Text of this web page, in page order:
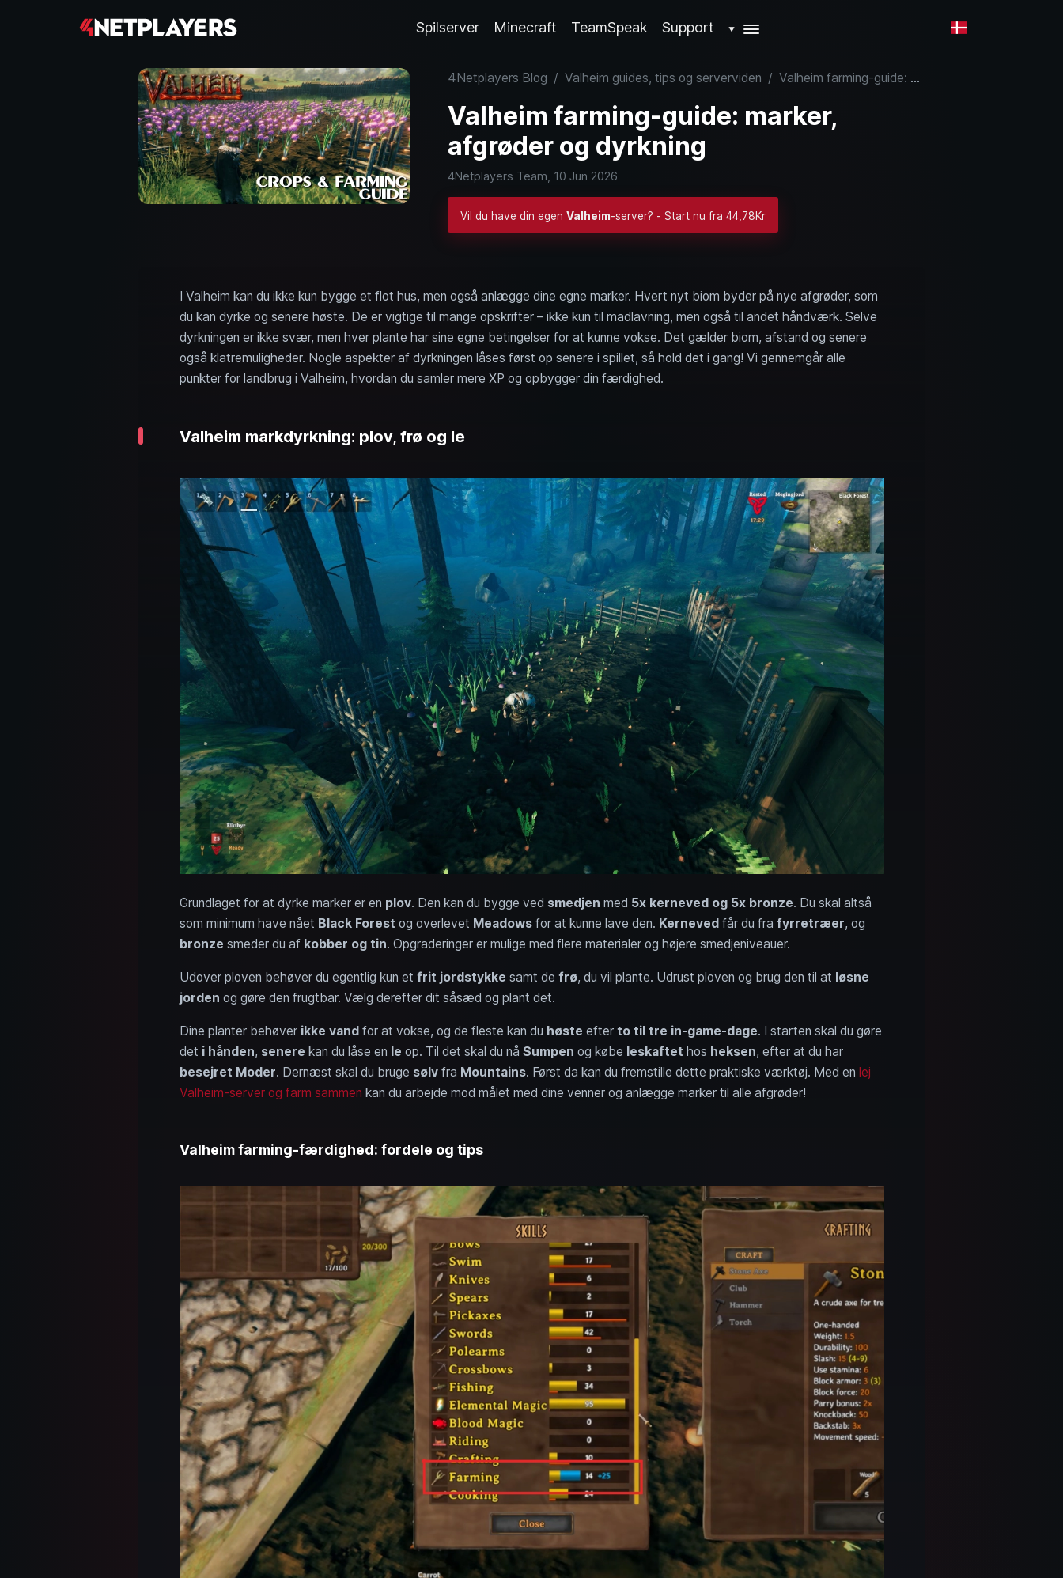
Spilserver Minecraft TeamSpeak Support ▼
4Netplayers Blog / Valheim guides, tips og serverviden / Valheim farming-guide: marker, afgrøder og dyrkning
Valheim farming-guide: marker,
afgrøder og dyrkning
4Netplayers Team, 10 Jun 2026
Vil du have din egen Valheim-server? - Start nu fra 44,78Kr
I Valheim kan du ikke kun bygge et flot hus, men også anlægge dine egne marker. Hvert nyt biom byder på nye afgrøder, som
du kan dyrke og senere høste. De er vigtige til mange opskrifter – ikke kun til madlavning, men også til andet håndværk. Selve
dyrkningen er ikke svær, men hver plante har sine egne betingelser for at kunne vokse. Det gælder biom, afstand og senere
også klatremuligheder. Nogle aspekter af dyrkningen låses først op senere i spillet, så hold det i gang! Vi gennemgår alle
punkter for landbrug i Valheim, hvordan du samler mere XP og opbygger din færdighed.
Valheim markdyrkning: plov, frø og le
Grundlaget for at dyrke marker er en plov. Den kan du bygge ved smedjen med 5x kerneved og 5x bronze. Du skal altså
som minimum have nået Black Forest og overlevet Meadowsfor at kunne lave den. Kernevedfår du fra fyrretræer, og
bronze smeder du af kobber og tin. Opgraderinger er mulige med flere materialer og højere smedjeniveauer.
Udover ploven behøver du egentlig kun et frit jordstykke samt de frø, du vil plante. Udrust ploven og brug den til at løsne
jorden og gøre den frugtbar. Vælg derefter dit såsæd og plant det.
Dine planter behøver ikke vandfor at vokse, og de fleste kan du høste efter to til tre in‑game-dage. I starten skal du gøre
det i hånden, senere kan du låse en le op. Til det skal du nå Sumpen og købe leskaftet hos heksen, efter at du har
besejret Moder. Dernæst skal du bruge sølvfra Mountains. Først da kan du fremstille dette praktiske værktøj. Med en lej
Valheim-server og farm sammen kan du arbejde mod målet med dine venner og anlægge marker til alle afgrøder!
Valheim farming-færdighed: fordele og tips